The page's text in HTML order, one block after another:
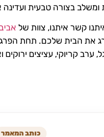
בצורה טבעית
קשר איתנו, צוות של
את הבית שלכם. תחת
ערב קריוקי, עציצים
כותב המאמר